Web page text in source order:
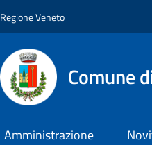
Regione Veneto
Comune
Amministrazione